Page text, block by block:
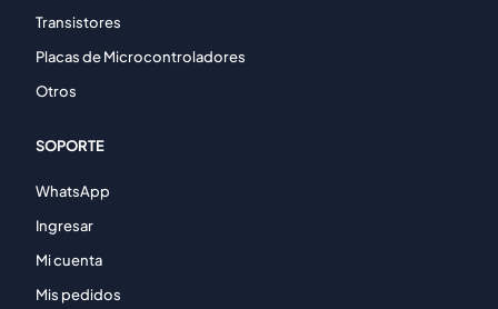
Transistores
Placas de Microcontroladores
Otros
SOPORTE
WhatsApp
Ingresar
Mi cuenta
Mis pedidos